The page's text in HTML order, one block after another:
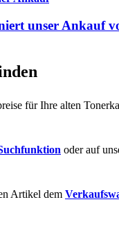
unser Ankauf
für Ihre alten
oder auf
Artikel dem